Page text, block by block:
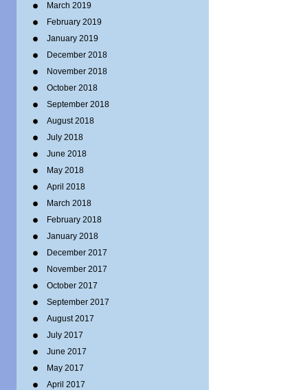
March 2019
February 2019
January 2019
December 2018
November 2018
October 2018
September 2018
August 2018
July 2018
June 2018
May 2018
April 2018
March 2018
February 2018
January 2018
December 2017
November 2017
October 2017
September 2017
August 2017
July 2017
June 2017
May 2017
April 2017